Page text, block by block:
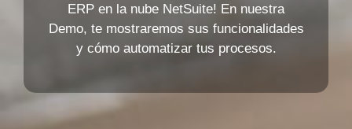
ERP en la nube NetSuite! En nuestra
Demo, te mostraremos sus funcionalidades
y cómo automatizar tus procesos.